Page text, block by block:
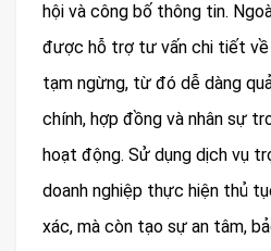
hội và công bố thông tin.
được hỗ trợ tư vấn chi tiết về
tạm ngừng, từ đó dễ dàng
chính, hợp đồng và nhân sự
hoạt động. Sử dụng dịch vụ
doanh nghiệp thực hiện thủ
xác, mà còn tạo sự an tâm,